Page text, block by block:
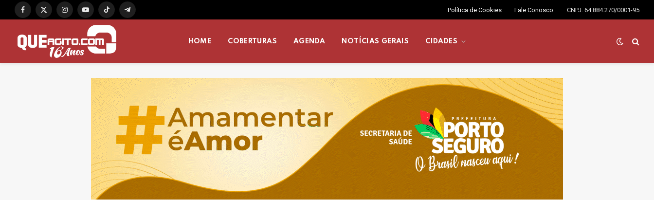
Facebook
X
InstagramYouTubeTikTok Telegram
Política de Cookies Fale Conosco CNPJ: 64.884.270/0001-95
HOME COBERTURAS AGENDA NOTÍCIAS GERAIS CIDADES